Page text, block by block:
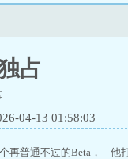
占
04-13 01:58:03
再普通不过的Beta， 他